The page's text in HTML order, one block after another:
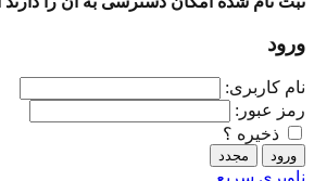
ورود
نام کاربری:
رمز عبور:
ذخیره ؟
ناوبری سریع